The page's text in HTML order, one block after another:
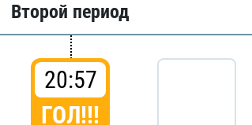
Второй период
20:57
ГОЛ!!!